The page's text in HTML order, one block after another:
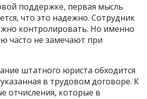
поддержке, первая мысль
что это надежно. Сотрудник
контролировать. Но именно
часто не замечают при
штатного юриста обходится
в трудовом договоре. К
отчисления, которые в